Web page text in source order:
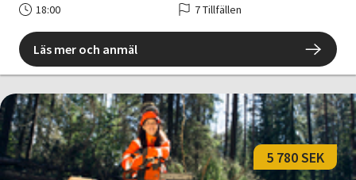
18:00
7 Tillfällen
Läs mer och anmäl
5 780 SEK